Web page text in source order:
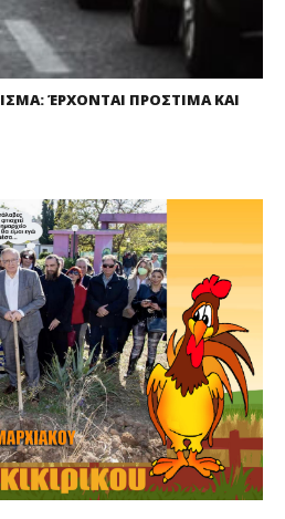
ΈΡΧΟΝΤΑΙ ΠΡΟΣΤΙΜΑ ΚΑΙ